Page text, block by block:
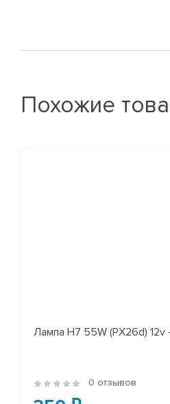
Похожие
Лампа H7 55W (PX26d)
0 отзывов